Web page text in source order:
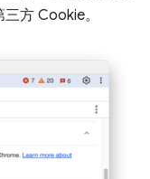
方 Cookie。